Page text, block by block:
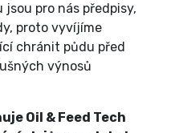
pro nás předpisy,
proto vyvíjíme
chránit půdu před
výnosů
Oil & Feed Tech